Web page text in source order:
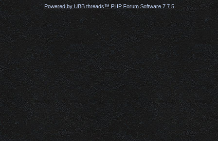
Powered by UBB.threads™ PHP Forum Software 7.7.5